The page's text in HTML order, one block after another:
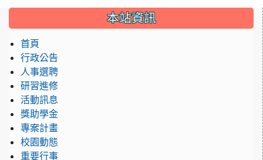
::: 本站資訊
首頁
行政公告
人事選聘
研習進修
活動訊息
獎助學金
專案計畫
校園動態
重要行事